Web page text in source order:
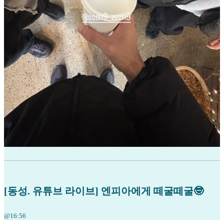
[동성. 유튜브 라이브] 엔피아에게 떼굴떼굴🤓
@16:56